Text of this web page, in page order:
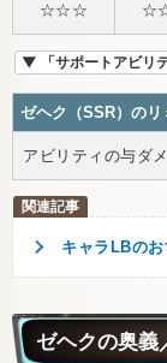
☆☆☆
▼ 「サポートアビリ
ゼヘク（SSR）のリ
アビリティの与ダ
キャラLBの
ゼヘクの奥義